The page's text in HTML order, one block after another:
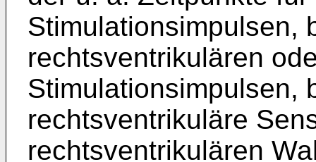
Stimulationsimpulsen,
rechtsventrikulären
Stimulationsimpulsen,
rechtsventrikuläre
rechtsventrikulären